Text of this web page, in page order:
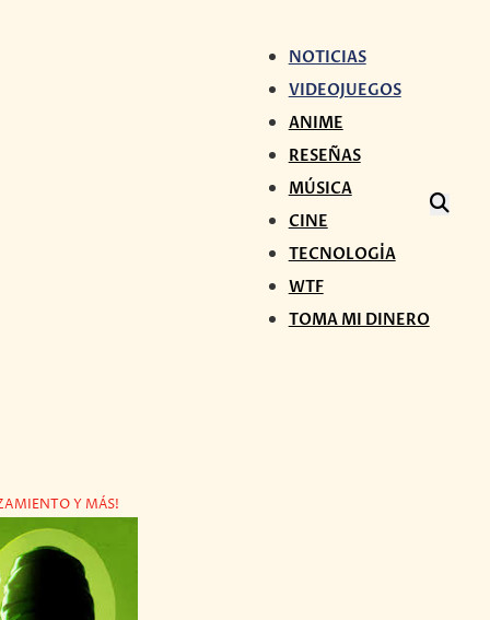
NOTICIAS
VIDEOJUEGOS
ANIME
RESEÑAS
MÚSICA
CINE
TECNOLOGÍA
WTF
TOMA MI DINERO
Y MÁS!